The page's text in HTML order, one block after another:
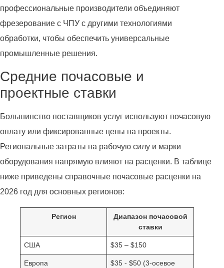
профессиональные производители объединяют
фрезерование с ЧПУ с другими технологиями
обработки, чтобы обеспечить универсальные
промышленные решения.
Средние почасовые и
проектные ставки
Большинство поставщиков услуг используют почасовую
оплату или фиксированные цены на проекты.
Региональные затраты на рабочую силу и марки
оборудования напрямую влияют на расценки. В таблице
ниже приведены справочные почасовые расценки на
2026 год для основных регионов:
Регион
Диапазон почасовой
ставки
США $35 – $150
Европа
$35 - $50 (3-осевое